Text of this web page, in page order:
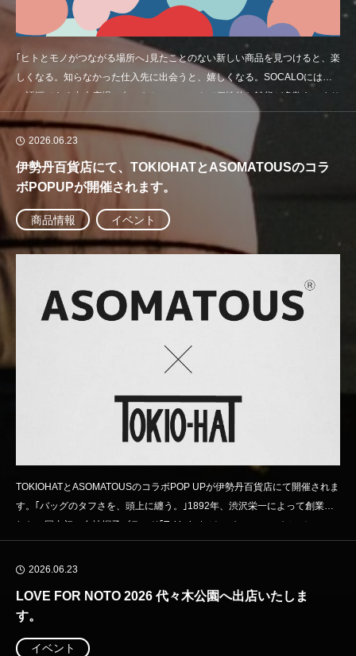
｢ヒトとモノがつながる場所へ｣見たことのない新しい商品を見つけると、楽
しくなる。知らなかった仕入先に出会うと、嬉しくなる。SOCALOにはそ
の語源である中央広場の名のもとにユニークで個性的な雑貨が多数あつまり
ます。そして出展社が商品の魅力を最大限に伝えられる空間と来場者が有意
義な時間を過ごせる、質の高い出会いの場を演出します。「きっと、SO
2026.06.23
伊勢丹百貨店にて、TOKIOHATとASOMATOUSのコラ
ボPOPUPが開催されます。
商品情報 イベント
TOKIOHATとASOMATOUSのコラボPOP UPが伊勢丹百貨店にて開催されま
す。｢バッグのタフさを、頭上に纏う。｣1892年、渋沢栄一によって創業さ
れた、国内初の自社帽子ブランド｢Tokio hat（トーキョーハット）｣と、
「思いつきを形に」をコンセプトに、ライフスタイルプロダクトを展開する
2026.06.23
LOVE FOR NOTO 2026 代々木公園へ出店いたしま
す。
イベント